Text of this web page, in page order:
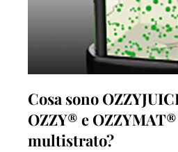
Cosa sono
OZZY® e
multistrato?